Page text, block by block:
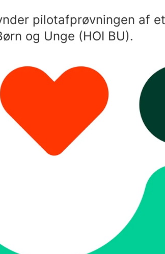
pilotafprøvningen af
og Unge (HOI BU).